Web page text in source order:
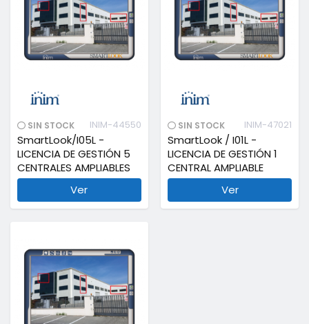
SIN STOCK INIM-44550
SmartLook/I05L -
LICENCIA DE GESTIÓN 5
CENTRALES AMPLIABLES
Ver
SIN STOCK INIM-47021
SmartLook / I01L -
LICENCIA DE GESTIÓN 1
CENTRAL AMPLIABLE
Ver